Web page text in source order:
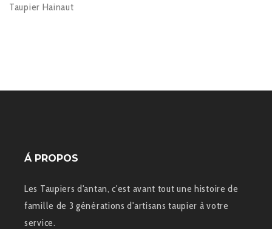
Taupier Hainaut
Á PROPOS
Les Taupiers d'antan, c'est avant tout une histoire de
famille de 3 générations d'artisans taupier à votre
service.